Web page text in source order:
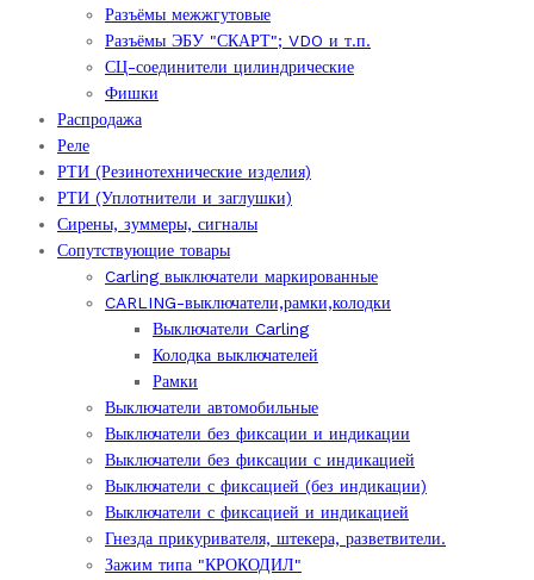
Разъёмы межжгутовые
Разъёмы ЭБУ "СКАРТ"; VDO и т.п.
СЦ-соединители цилиндрические
Фишки
Распродажа
Реле
РТИ (Резинотехнические изделия)
РТИ (Уплотнители и заглушки)
Сирены, зуммеры, сигналы
Сопутствующие товары
Carling выключатели маркированные
CARLING-выключатели,рамки,колодки
Выключатели Carling
Колодка выключателей
Рамки
Выключатели автомобильные
Выключатели без фиксации и индикации
Выключатели без фиксации с индикацией
Выключатели с фиксацией (без индикации)
Выключатели с фиксацией и индикацией
Гнезда прикуривателя, штекера, разветвители.
Зажим типа "КРОКОДИЛ"